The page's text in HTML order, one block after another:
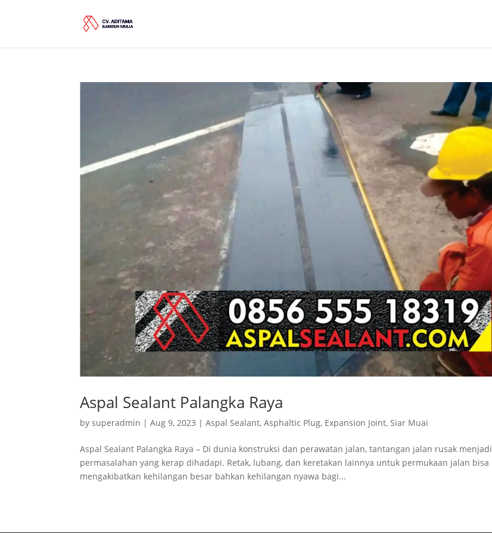
Aspal Sealant Palangka Raya
bysuperadmin |Aug 9, 2023 |Aspal Sealant,Asphaltic Plug, Expansion Joint, Siar Muai
Aspal Sealant Palangka Raya – Di dunia konstruksi dan perawatan jalan, tantangan jalan rusak menjadi
permasalahan yang kerap dihadapi. Retak, lubang, dan keretakan lainnya untuk permukaan jalan bisa
mengakibatkan kehilangan besar bahkan kehilangan nyawa bagi...